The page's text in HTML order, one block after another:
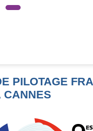
PILOTAGE
CANNES